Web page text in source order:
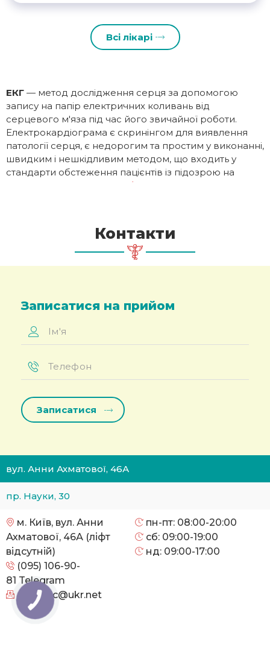
Всі лікарі
ЕКГ — метод дослідження серця за допомогою
запису на папір електричних коливань від
серцевого м'яза під час його звичайної роботи.
Електрокардіограма є скринінгом для виявлення
патології серця, є недорогим та простим у виконанні,
швидким і нешкідливим методом, що входить у
стандарти обстеження пацієнтів із підозрою на
Далі»
Контакти
Записатися на прийом
Ім'я
Телефон
вул. Анни Ахматової, 46А
м. Київ, вул. Анни
Ахматової, 46А (ліфт
відсутній)
(095) 106-90-
81 Telegram
cityclinic@ukr.net
пн-пт: 08:00-20:00
сб: 09:00-19:00
нд: 09:00-17:00
пр. Науки, 30